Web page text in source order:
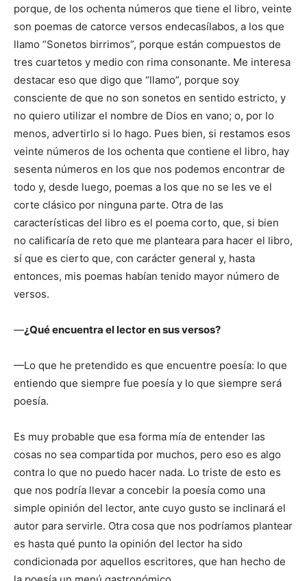
porque, de los ochenta números que tiene el libro, veinte
son poemas de catorce versos endecasílabos, a los que
llamo “Sonetos birrimos”, porque están compuestos de
tres cuartetos y medio con rima consonante. Me interesa
destacar eso que digo que “llamo”, porque soy
consciente de que no son sonetos en sentido estricto, y
no quiero utilizar el nombre de Dios en vano; o, por lo
menos, advertirlo si lo hago. Pues bien, si restamos esos
veinte números de los ochenta que contiene el libro, hay
sesenta números en los que nos podemos encontrar de
todo y, desde luego, poemas a los que no se les ve el
corte clásico por ninguna parte. Otra de las
características del libro es el poema corto, que, si bien
no calificaría de reto que me planteara para hacer el libro,
sí que es cierto que, con carácter general y, hasta
entonces, mis poemas habían tenido mayor número de
versos.
—¿Qué encuentra el lector en sus versos?
—Lo que he pretendido es que encuentre poesía: lo que
entiendo que siempre fue poesía y lo que siempre será
poesía.
Es muy probable que esa forma mía de entender las
cosas no sea compartida por muchos, pero eso es algo
contra lo que no puedo hacer nada. Lo triste de esto es
que nos podría llevar a concebir la poesía como una
simple opinión del lector, ante cuyo gusto se inclinará el
autor para servirle. Otra cosa que nos podríamos plantear
es hasta qué punto la opinión del lector ha sido
condicionada por aquellos escritores, que han hecho de